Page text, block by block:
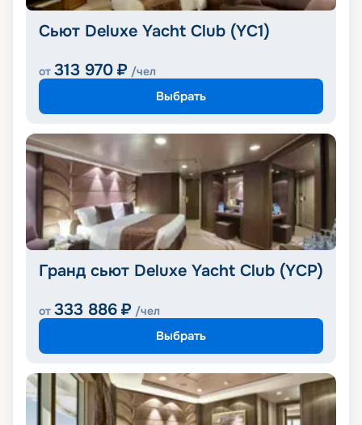
Сьют Deluxe Yacht Club (YC1)
от 313 970 ₽ /чел
Выбрать
Гранд сьют Deluxe Yacht Club (YCP)
от 333 886 ₽ /чел
Выбрать